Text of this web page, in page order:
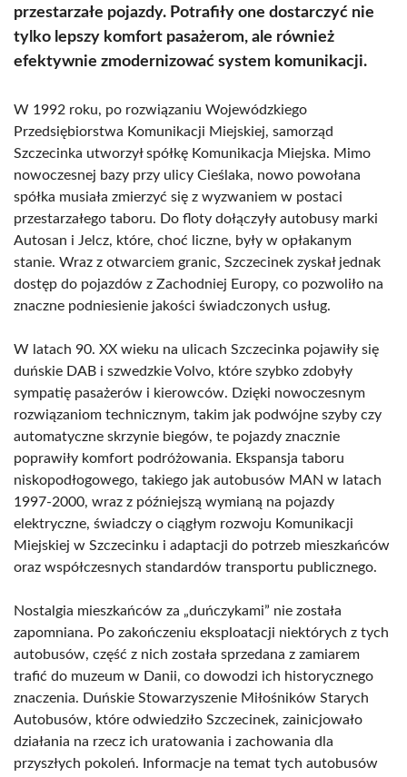
przestarzałe pojazdy. Potrafiły one dostarczyć nie
tylko lepszy komfort pasażerom, ale również
efektywnie zmodernizować system komunikacji.
W 1992 roku, po rozwiązaniu Wojewódzkiego
Przedsiębiorstwa Komunikacji Miejskiej, samorząd
Szczecinka utworzył spółkę Komunikacja Miejska. Mimo
nowoczesnej bazy przy ulicy Cieślaka, nowo powołana
spółka musiała zmierzyć się z wyzwaniem w postaci
przestarzałego taboru. Do floty dołączyły autobusy marki
Autosan i Jelcz, które, choć liczne, były w opłakanym
stanie. Wraz z otwarciem granic, Szczecinek zyskał jednak
dostęp do pojazdów z Zachodniej Europy, co pozwoliło na
znaczne podniesienie jakości świadczonych usług.
W latach 90. XX wieku na ulicach Szczecinka pojawiły się
duńskie DAB i szwedzkie Volvo, które szybko zdobyły
sympatię pasażerów i kierowców. Dzięki nowoczesnym
rozwiązaniom technicznym, takim jak podwójne szyby czy
automatyczne skrzynie biegów, te pojazdy znacznie
poprawiły komfort podróżowania. Ekspansja taboru
niskopodłogowego, takiego jak autobusów MAN w latach
1997-2000, wraz z późniejszą wymianą na pojazdy
elektryczne, świadczy o ciągłym rozwoju Komunikacji
Miejskiej w Szczecinku i adaptacji do potrzeb mieszkańców
oraz współczesnych standardów transportu publicznego.
Nostalgia mieszkańców za „duńczykami” nie została
zapomniana. Po zakończeniu eksploatacji niektórych z tych
autobusów, część z nich została sprzedana z zamiarem
trafić do muzeum w Danii, co dowodzi ich historycznego
znaczenia. Duńskie Stowarzyszenie Miłośników Starych
Autobusów, które odwiedziło Szczecinek, zainicjowało
działania na rzecz ich uratowania i zachowania dla
przyszłych pokoleń. Informacje na temat tych autobusów